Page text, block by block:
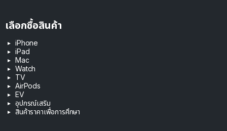
เลือกซื้อสินค้า
iPhone
iPad
Mac
Watch
TV
AirPods
EV
อุปกรณ์เสริม
สินค้าราคาเพื่อการศึกษา